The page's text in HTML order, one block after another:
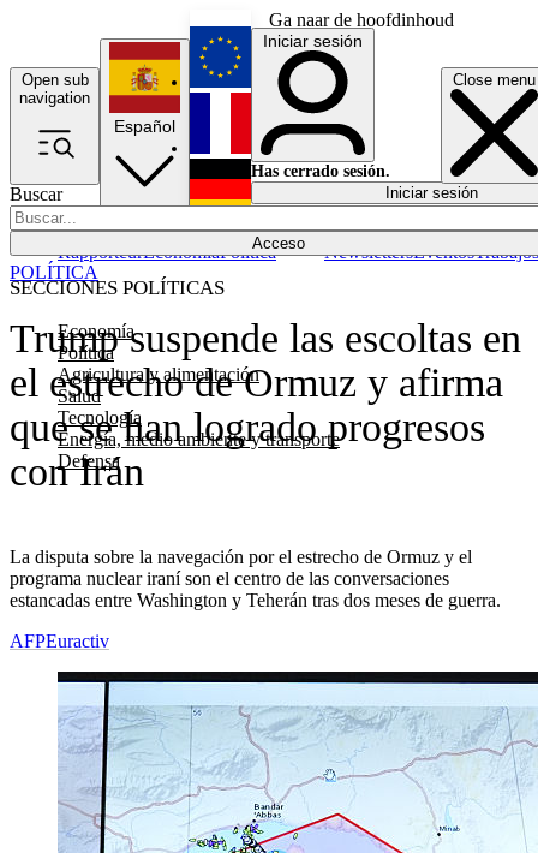
Ga naar de hoofdinhoud
Open sub
navigation
Close menu
Buscar
Acceso
SECCIONES POLÍTICAS
Economía
Política
Agricultura y alimentación
Salud
Tecnología
Energía, medio ambiente y transporte
Defensa
RapporteurEconomíaPolítica NewslettersEventosTrabajos
Español
English
Français
Iniciar sesión
Has cerrado sesión.
Iniciar sesión
Trump suspende las escoltas en
el estrecho de Ormuz y afirma
que se han logrado progresos
con Irán
La disputa sobre la navegación por el estrecho de Ormuz y el
programa nuclear iraní son el centro de las conversaciones
estancadas entre Washington y Teherán tras dos meses de guerra.
POLÍTICA
AFPEuractiv